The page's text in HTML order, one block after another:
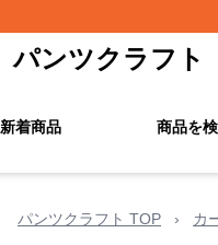
パンツクラフト
新着商品 商品を
パンツクラフト TOP › カ